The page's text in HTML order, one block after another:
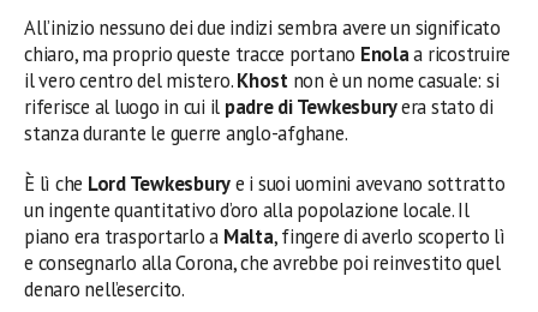
All’inizio nessuno dei due indizi sembra avere un significato
chiaro, ma proprio queste tracce portano Enolaa ricostruire
il vero centro del mistero.Khostnon è un nome casuale: si
riferisce al luogo in cui il padre di Tewkesburyera stato di
stanza durante le guerre anglo-afghane.
È lì che Lord Tewkesburye i suoi uomini avevano sottratto
un ingente quantitativo d’oro alla popolazione locale. Il
piano era trasportarlo a Malta, fingere di averlo scoperto lì
e consegnarlo alla Corona, che avrebbe poi reinvestito quel
denaro nell’esercito.